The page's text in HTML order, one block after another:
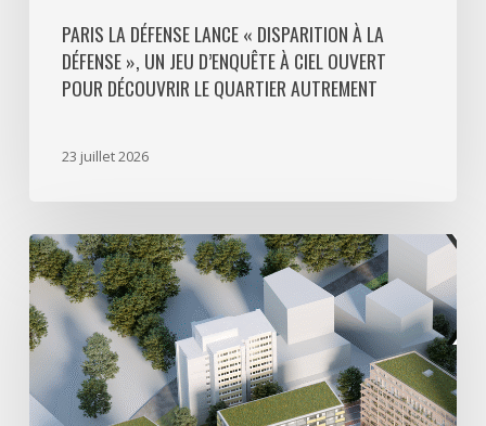
découvrir
quartier
PARIS LA DÉFENSE LANCE « DISPARITION À LA
DÉFENSE », UN JEU D’ENQUÊTE À CIEL OUVERT
POUR DÉCOUVRIR LE QUARTIER AUTREMENT
23 juillet 2026
Avec
5
actes
signés
pour
créer